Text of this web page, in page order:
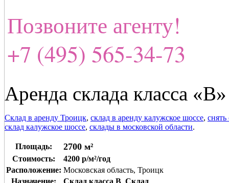
Позвоните агенту!
+7 (495) 565-34-73
Аренда склада класса
Склад в аренду Троицк, склад в аренду калужское шоссе,
склад калужское шоссе, склады в московской области.
Площадь: 2700 м²
Стоимость:
4200 р/м²/год
Расположение: Московская область, Троицк
Назначение:
Склад класса B Склад